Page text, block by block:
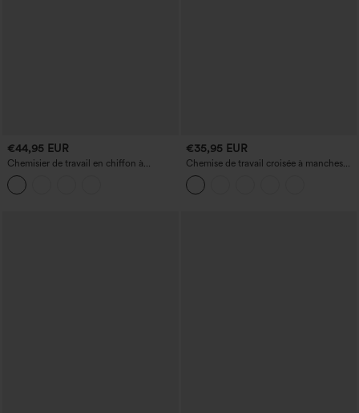
€44,95 EUR
Chemisier de travail en chiffon à
manches longues et col en V
€35,95 EUR
Chemise de travail croisée à manches
longues